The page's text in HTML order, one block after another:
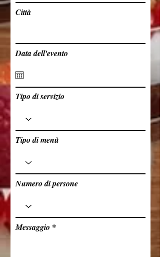
Città
Data dell'evento
Tipo di servizio
Tipo di menù
Numero di persone
Messaggio